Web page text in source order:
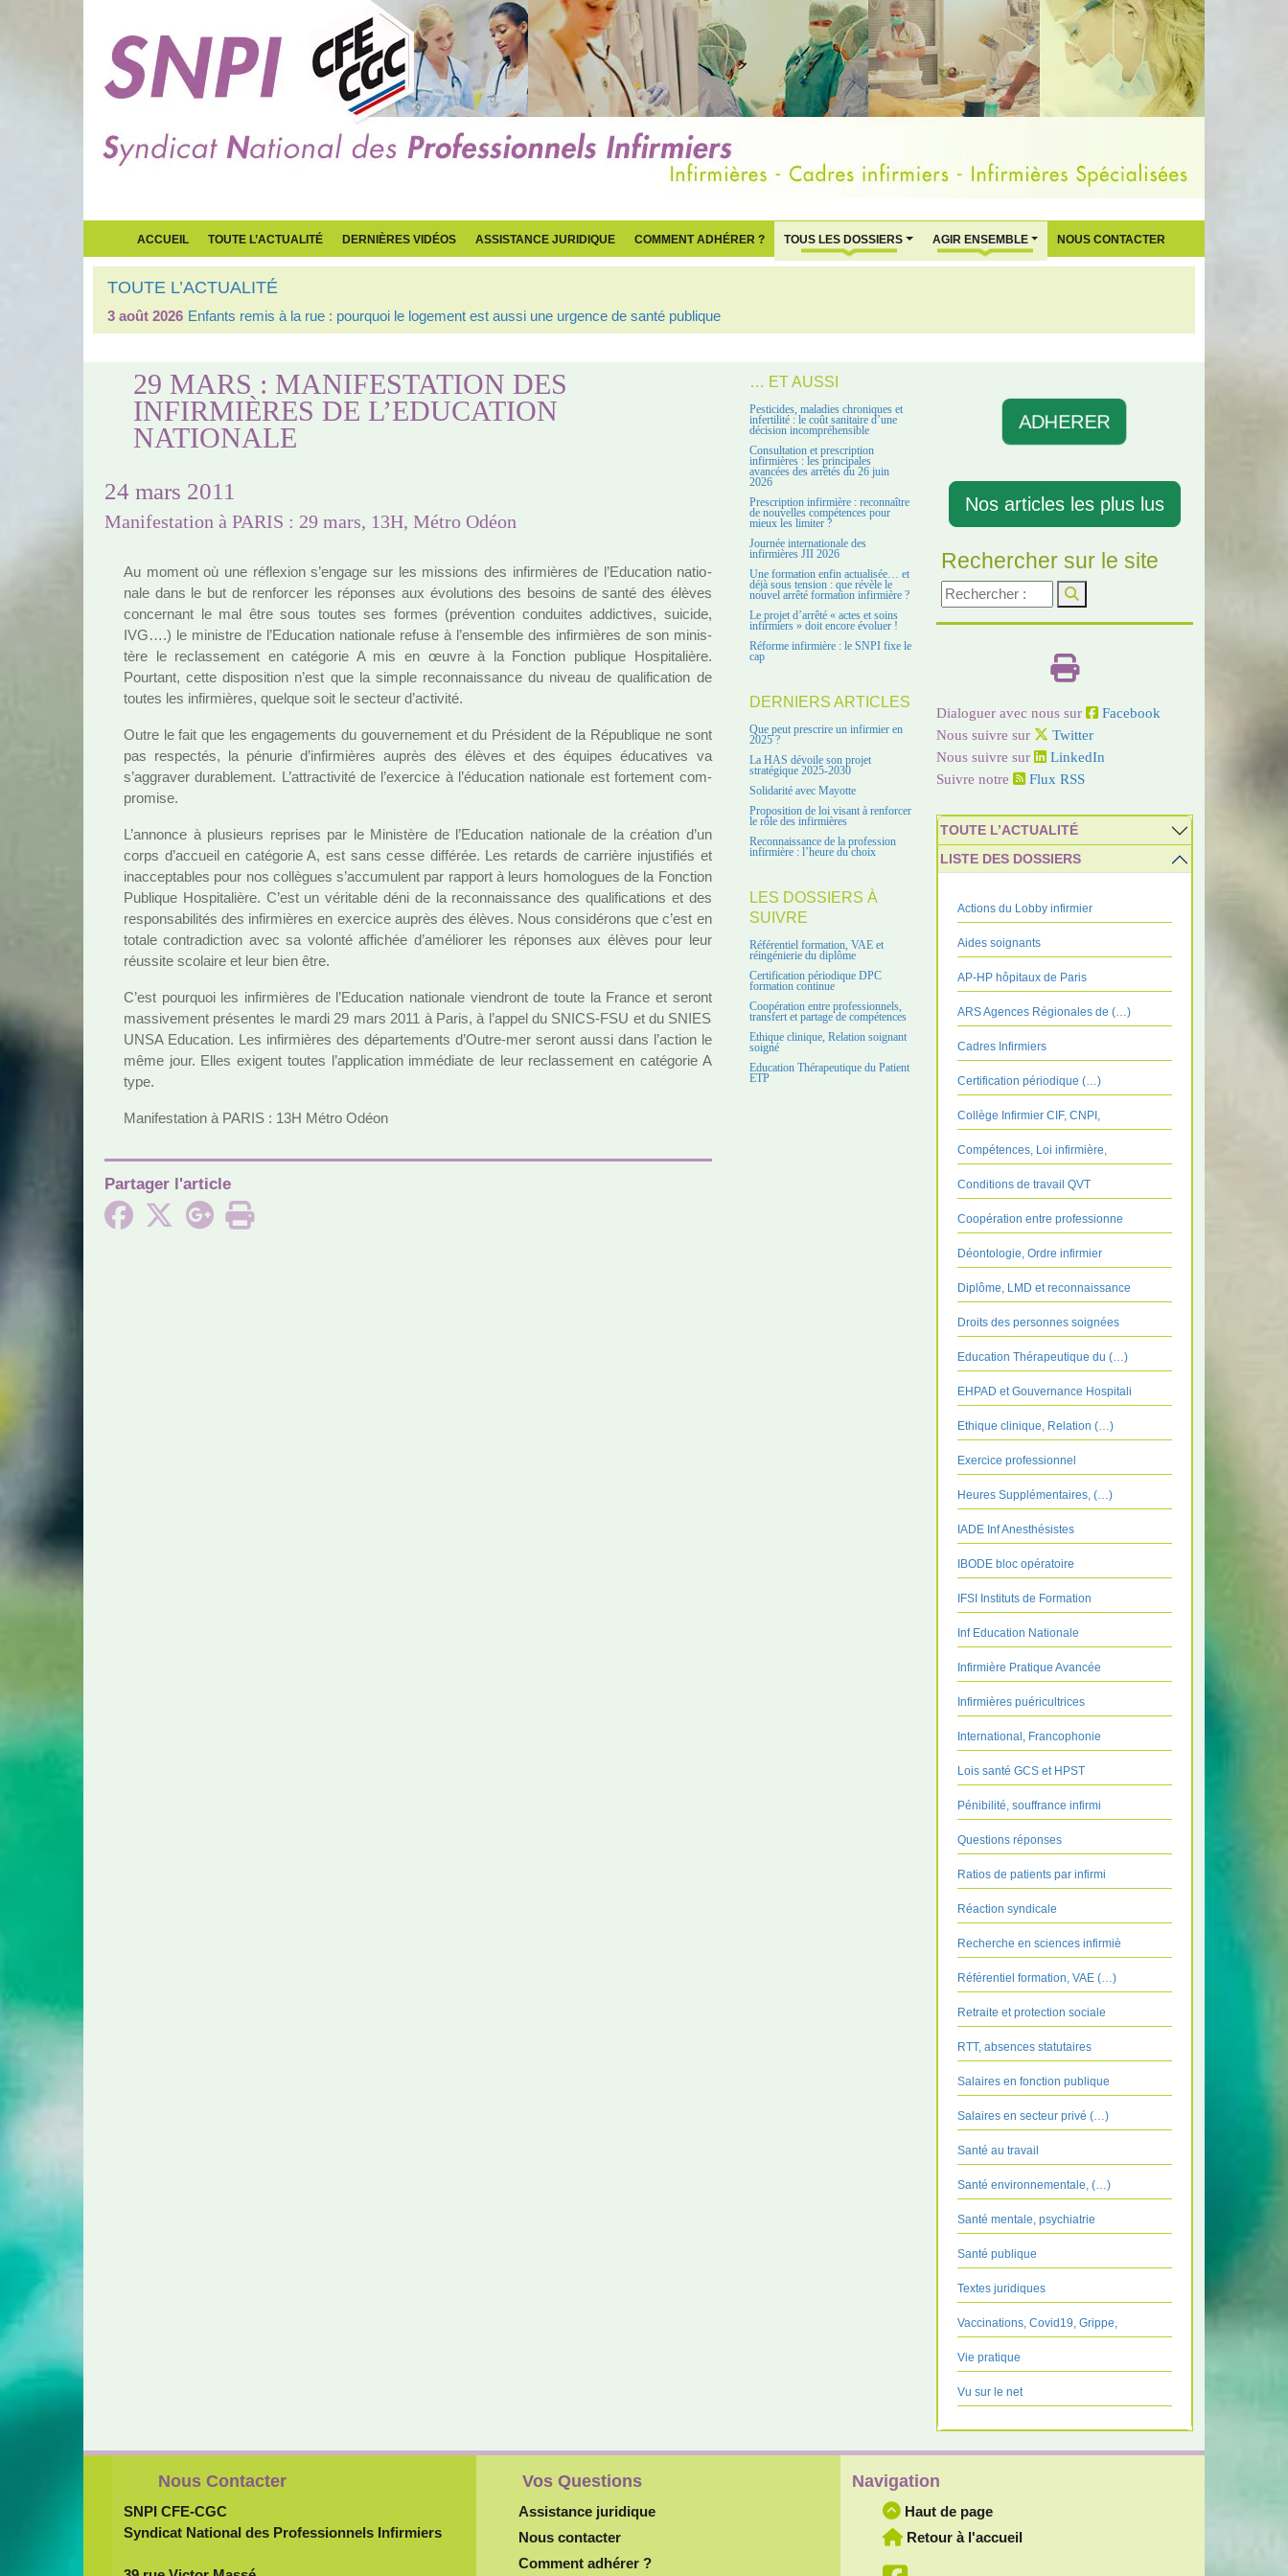
ACCUEIL TOUTE L’ACTUALITÉ DERNIÈRES VIDÉOS ASSISTANCE JURIDIQUE COMMENT ADHÉRER ? TOUS LES DOSSIERS AGIR ENSEMBLE NOUS CONTACTER
TOUTE L’ACTUALITÉ
3 août 2026 Enfants remis à la rue : pourquoi le logement est aussi une urgence de santé publique
29 MARS : MANIFESTATION DES
INFIRMIÈRES DE L’EDUCATION
NATIONALE
24 mars 2011
Manifestation à PARIS : 29 mars, 13H, Métro Odéon
Au moment où une réflexion s’engage sur les mis­sions des infir­miè­res de l’Education natio­
nale dans le but de ren­for­cer les répon­ses aux évolutions des besoins de santé des élèves
concer­nant le mal être sous toutes ses formes (pré­ven­tion condui­tes addic­ti­ves, sui­cide,
IVG….) le minis­tre de l’Education natio­nale refuse à l’ensem­ble des infir­miè­res de son minis­
tère le reclas­se­ment en caté­go­rie A mis en œuvre à la Fonction publi­que Hospitalière.
Pourtant, cette dis­po­si­tion n’est que la simple reconnais­sance du niveau de qua­li­fi­ca­tion de
toutes les infir­miè­res, quel­que soit le sec­teur d’acti­vité.
Outre le fait que les enga­ge­ments du gou­ver­ne­ment et du Président de la République ne sont
pas res­pec­tés, la pénu­rie d’infir­miè­res auprès des élèves et des équipes éducatives va
s’aggra­ver dura­ble­ment. L’attrac­ti­vité de l’exer­cice à l’éducation natio­nale est for­te­ment com­
pro­mise.
L’annonce à plu­sieurs repri­ses par le Ministère de l’Education natio­nale de la créa­tion d’un
corps d’accueil en caté­go­rie A, est sans cesse dif­fé­rée. Les retards de car­rière injus­ti­fiés et
inac­cep­ta­bles pour nos col­lè­gues s’accu­mu­lent par rap­port à leurs homo­lo­gues de la Fonction
Publique Hospitalière. C’est un véri­ta­ble déni de la reconnais­sance des qua­li­fi­ca­tions et des
res­pon­sa­bi­li­tés des infir­miè­res en exer­cice auprès des élèves. Nous consi­dé­rons que c’est en
totale contra­dic­tion avec sa volonté affi­chée d’amé­lio­rer les répon­ses aux élèves pour leur
réus­site sco­laire et leur bien être.
C’est pour­quoi les infir­miè­res de l’Education natio­nale vien­dront de toute la France et seront
mas­si­ve­ment pré­sen­tes le mardi 29 mars 2011 à Paris, à l’appel du SNICS-FSU et du SNIES
UNSA Education. Les infir­miè­res des dépar­te­ments d’Outre-mer seront aussi dans l’action le
même jour. Elles exi­gent toutes l’appli­ca­tion immé­diate de leur reclas­se­ment en caté­go­rie A
type.
Manifestation à PARIS : 13H Métro Odéon
Partager l'article
… ET AUSSI
Pesticides, maladies chroniques et
infertilité : le coût sanitaire d’une
décision incompréhensible
Consultation et prescription
infirmières : les principales
avancées des arrêtés du 26 juin
2026
Prescription infirmière : reconnaître
de nouvelles compétences pour
mieux les limiter ?
Journée internationale des
infirmières JII 2026
Une formation enfin actualisée… et
déjà sous tension : que révèle le
nouvel arrêté formation infirmière ?
Le projet d’arrêté « actes et soins
infirmiers » doit encore évoluer !
Réforme infirmière : le SNPI fixe le
cap
DERNIERS ARTICLES
Que peut prescrire un infirmier en
2025 ?
La HAS dévoile son projet
stratégique 2025-2030
Solidarité avec Mayotte
Proposition de loi visant à renforcer
le rôle des infirmières
Reconnaissance de la profession
infirmière : l’heure du choix
LES DOSSIERS À
SUIVRE
Référentiel formation, VAE et
réingénierie du diplôme
Certification périodique DPC
formation continue
Coopération entre professionnels,
transfert et partage de compétences
Ethique clinique, Relation soignant
soigné
Education Thérapeutique du Patient
ETP
ADHERER
Nos articles les plus lus
Rechercher sur le site
Dialoguer avec nous sur
Facebook
Nous suivre sur
Twitter
Nous suivre sur
LinkedIn
Suivre notre
Flux RSS
TOUTE L’ACTUALITÉ
LISTE DES DOSSIERS
Actions du Lobby infirmier
Aides soignants
AP-HP hôpitaux de Paris
ARS Agences Régionales de (…)
Cadres Infirmiers
Certification périodique (…)
Collège Infirmier CIF, CNPI,
Compétences, Loi infirmière,
Conditions de travail QVT
Coopération entre professionne
Déontologie, Ordre infirmier
Diplôme, LMD et reconnaissance
Droits des personnes soignées
Education Thérapeutique du (…)
EHPAD et Gouvernance Hospitali
Ethique clinique, Relation (…)
Exercice professionnel
Heures Supplémentaires, (…)
IADE Inf Anesthésistes
IBODE bloc opératoire
IFSI Instituts de Formation
Inf Education Nationale
Infirmière Pratique Avancée
Infirmières puéricultrices
International, Francophonie
Lois santé GCS et HPST
Pénibilité, souffrance infirmi
Questions réponses
Ratios de patients par infirmi
Réaction syndicale
Recherche en sciences infirmiè
Référentiel formation, VAE (…)
Retraite et protection sociale
RTT, absences statutaires
Salaires en fonction publique
Salaires en secteur privé (…)
Santé au travail
Santé environnementale, (…)
Santé mentale, psychiatrie
Santé publique
Textes juridiques
Vaccinations, Covid19, Grippe,
Vie pratique
Vu sur le net
Nous Contacter
SNPI CFE-CGC
Syndicat National des Professionnels Infirmiers
Vos Questions
Assistance juridique
Nous contacter
Comment adhérer ?
Navigation
Haut de page
Retour à l'accueil